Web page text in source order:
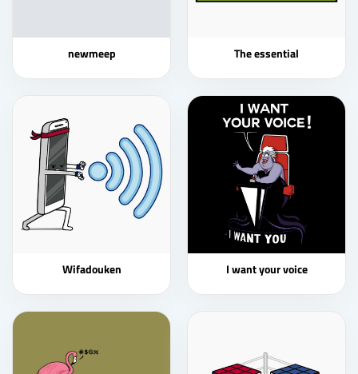
newmeep The essential
Wifadouken I want your voice